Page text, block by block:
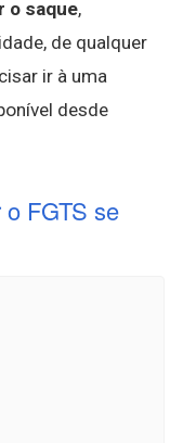
o saque,
de qualquer
ir à uma
desde
FGTS se